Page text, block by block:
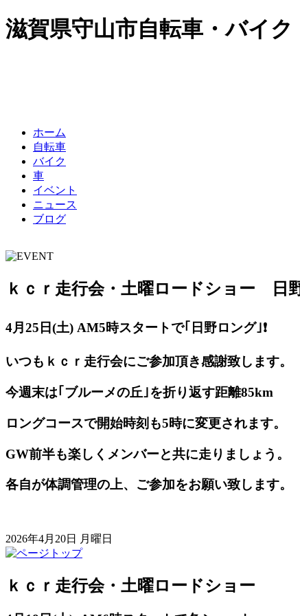
滋賀県守山市自転車・バイ
ホーム
自転車
バイク
車
イベント
ニュース
ブログ
ｋｃｒ走行会・土曜ロードショー 日
4月25日(土) AM5時スタートで｢日野ロング｣❗️
いつもｋｃｒ走行会にご参加頂き感謝致します。
今週末は｢ブルーメの丘｣を折り返す距離85km
ロングコースで開始時刻も5時に変更されます。
GW前半も楽しくメンバーと共に走りましょう。
各自が体調管理の上、ご参加をお願い致します。
2026年4月20日 月曜日
ｋｃｒ走行会・土曜ロードショー